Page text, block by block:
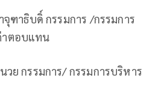
ฑาธิบดิ์ กรรมการ /กรรมการ
าตอบแทน
ย กรรมการ/ กรรมการบริหาร